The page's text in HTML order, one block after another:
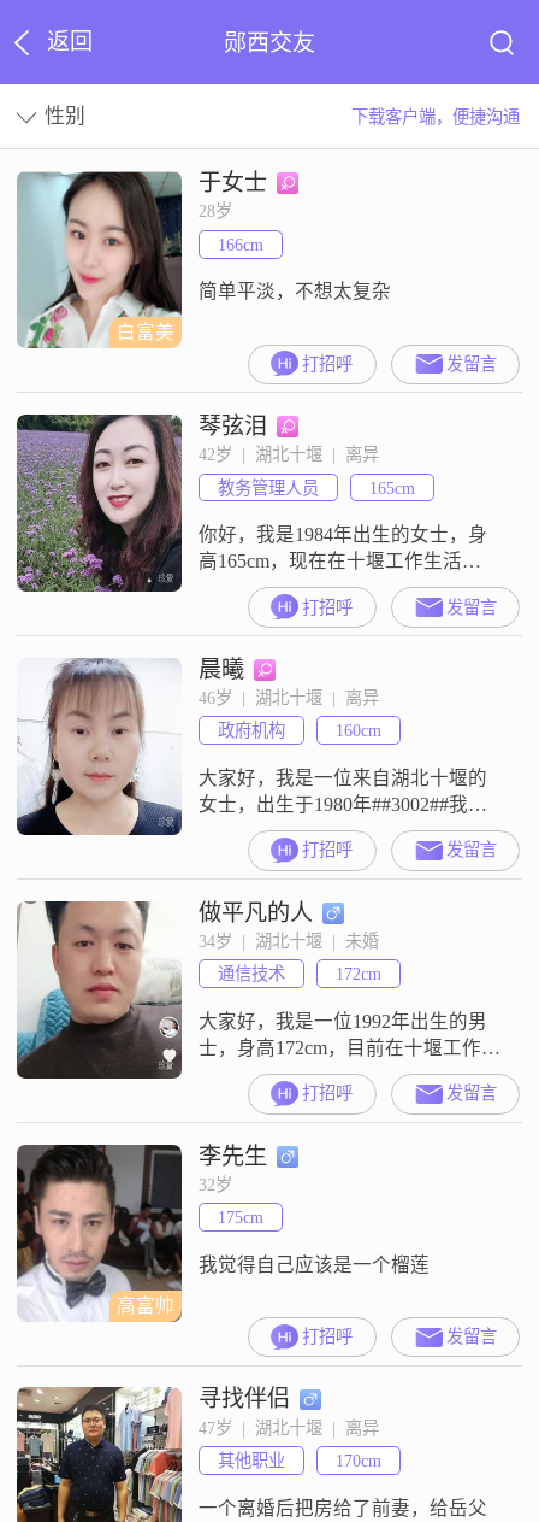
返回 郧西交友
性别 下载客户端，便捷沟通
白富美
于女士
28岁
166cm
简单平淡，不想太复杂
打招呼 发留言
琴弦泪
42岁  |  湖北十堰  |  离异
教务管理人员
165cm
你好，我是1984年出生的女士，身
高165cm，现在在十堰工作生活
##3002##我的学历是大专，目前的
月收入在3001到5000元这个范围
##3002##我是一个真诚可靠的人，
平时性格独立自信，也一直保持着
乐观积极的心态##3002##在生活和
相处中，我比较善解人意，觉得真
诚沟通很重要，有什么想法都愿意
直接说出来，不
打招呼 发留言
晨曦
46岁  |  湖北十堰  |  离异
政府机构
160cm
大家好，我是一位来自湖北十堰的
女士，出生于1980年##3002##我月
收入在3001到5000元之间，虽然不
算特别高，但足以让我过上稳定而
安逸的生活##3002##我学历不高，
只有高中，但我始终坚信，诚实和
努力才是最重要的品质##3002##我
性格成熟稳重，真诚可靠，有很强
的责任感##3002##在生活中，我总
是乐观
打招呼 发留言
做平凡的人
34岁  |  湖北十堰  |  未婚
通信技术
172cm
大家好，我是一位1992年出生的男
士，身高172cm，目前在十堰工作。
我的月收入在5001到8000元之间，
学历是高中及以下。我性格稳重可
靠，耐心包容，有很强的责任感。
在生活中，我成熟稳重，热情开
朗，善于倾听他人的想法和感受。
我心思缜密，做事认真负责，能够
细致地考虑到每一个细节。我直率
坦诚，不喜欢拐弯抹角，与人交流
打招呼 发留言
高富帅
李先生
32岁
175cm
我觉得自己应该是一个榴莲
打招呼 发留言
寻找伴侣
47岁  |  湖北十堰  |  离异
其他职业
170cm
一个离婚后把房给了前妻，给岳父